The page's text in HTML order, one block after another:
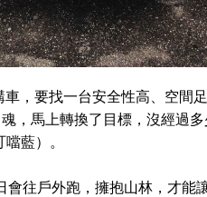
車，要找一台安全性高、空間
，馬上轉換了目標，沒經過
藍）。
會往戶外跑，擁抱山林，才能